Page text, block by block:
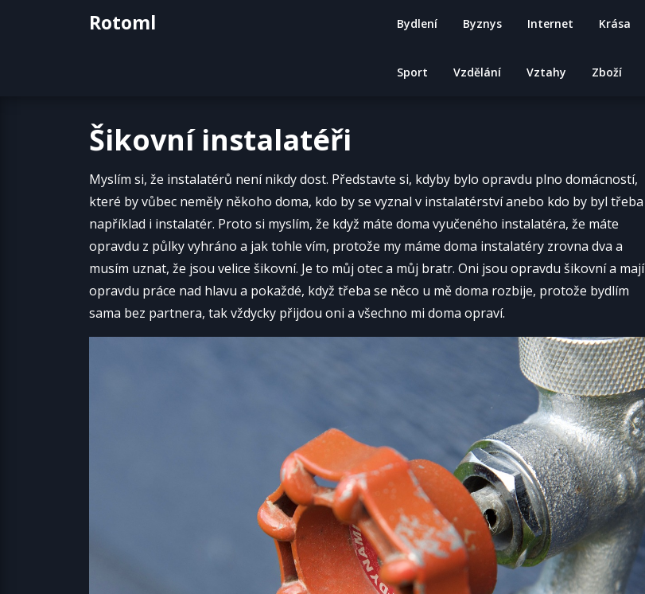
Rotoml Bydlení Byznys Internet Krása
Sport Vzdělání Vztahy Zboží
Šikovní instalatéři
Myslím si, že instalatérů není nikdy dost. Představte si, kdyby bylo opravdu plno domácností,
které by vůbec neměly někoho doma, kdo by se vyznal v instalatérství anebo kdo by byl třeba
například i instalatér. Proto si myslím, že když máte doma vyučeného instalatéra, že máte
opravdu z půlky vyhráno a jak tohle vím, protože my máme doma instalatéry zrovna dva a
musím uznat, že jsou velice šikovní. Je to můj otec a můj bratr. Oni jsou opravdu šikovní a mají
opravdu práce nad hlavu a pokaždé, když třeba se něco u mě doma rozbije, protože bydlím
sama bez partnera, tak vždycky přijdou oni a všechno mi doma opraví.